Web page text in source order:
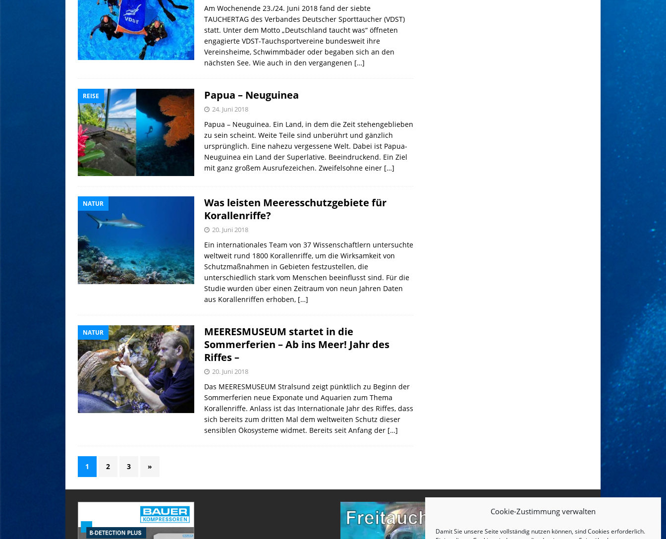
Cookie-Zustimmung verwalten
Damit Sie unsere Seite vollständig nutzen können, sind Cookies erforderlich.
Am Wochenende 23./24. Juni 2018 fand der siebte
TAUCHERTAG des Verbandes Deutscher Sporttaucher (VDST)
statt. Unter dem Motto „Deutschland taucht was“ öffneten
engagierte VDST-Tauchsportvereine bundesweit ihre
Vereinsheime, Schwimmbäder oder begaben sich an den
nächsten See. Wie auch in den vergangenen […]
REISE Papua – Neuguinea
24. Juni 2018
Papua – Neuguinea. Ein Land, in dem die Zeit stehengeblieben
zu sein scheint. Weite Teile sind unberührt und gänzlich
ursprünglich. Eine nahezu vergessene Welt. Dabei ist Papua-
Neuguinea ein Land der Superlative. Beeindruckend. Ein Ziel
mit ganz großem Ausrufezeichen. Zweifelsohne einer […]
NATUR
Was leisten Meeresschutzgebiete für
Korallenriffe?
20. Juni 2018
Ein internationales Team von 37 Wissenschaftlern untersuchte
weltweit rund 1800 Korallenriffe, um die Wirksamkeit von
Schutzmaßnahmen in Gebieten festzustellen, die
unterschiedlich stark vom Menschen beeinflusst sind. Für die
Studie wurden über einen Zeitraum von neun Jahren Daten
aus Korallenriffen erhoben, […]
NATUR
MEERESMUSEUM startet in die
Sommerferien – Ab ins Meer! Jahr des
Riffes –
20. Juni 2018
Das MEERESMUSEUM Stralsund zeigt pünktlich zu Beginn der
Sommerferien neue Exponate und Aquarien zum Thema
Korallenriffe. Anlass ist das Internationale Jahr des Riffes, dass
sich bereits zum dritten Mal dem weltweiten Schutz dieser
sensiblen Ökosysteme widmet. Bereits seit Anfang der […]
1 2 3 »